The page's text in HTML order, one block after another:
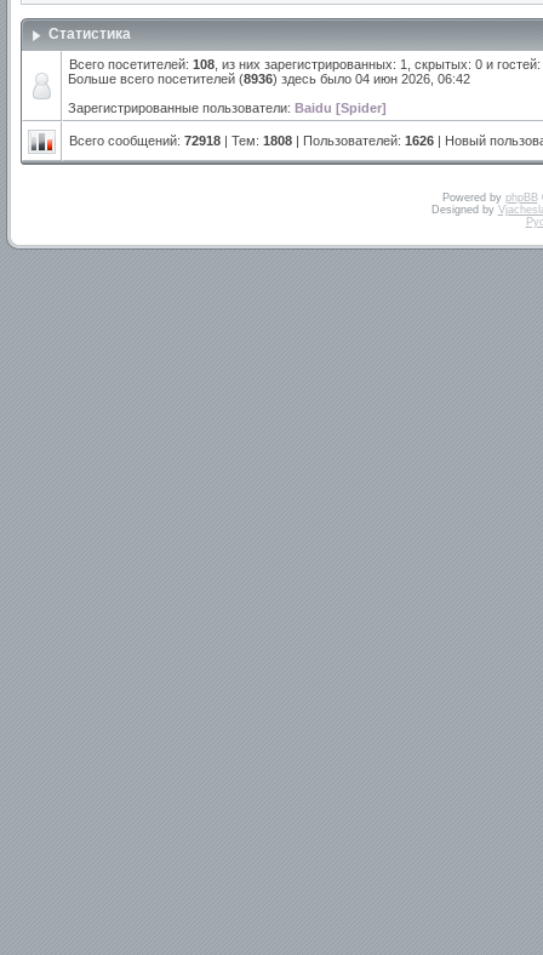
Статистика
Всего посетителей: 108 , из них зарегистрированных: 1, скрытых: 0 и
Больше всего посетителей (8936) здесь было 04 июн 2026, 06:42
Зарегистрированные пользователи: Baidu [Spider]
Всего сообщений: 72918 | Тем: 1808 | Пользователей: 1626 | Новый
Powered by phpBB
Designed by